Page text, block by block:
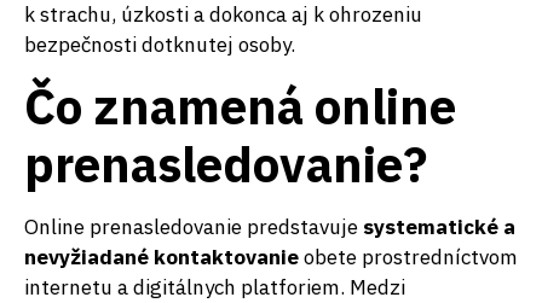
k strachu, úzkosti a dokonca aj k ohrozeniu
bezpečnosti dotknutej osoby.
Čo znamená online
prenasledovanie?
Online prenasledovanie predstavuje systematické a
nevyžiadané kontaktovanieobete prostredníctvom
internetu a digitálnych platforiem. Medzi